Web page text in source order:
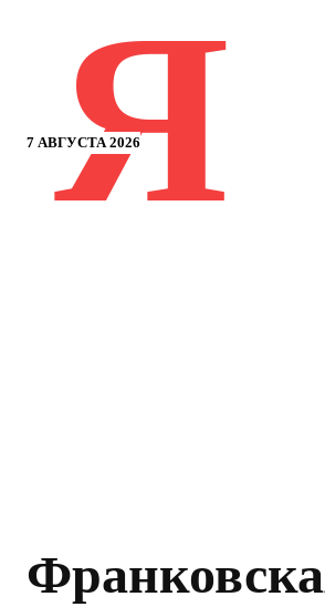
7 АВГУСТА 2026
Я